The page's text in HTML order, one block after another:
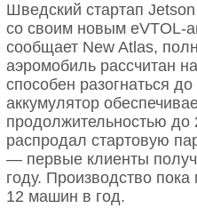
Шведский стартап
со своим новым eVTOL-
сообщает New Atlas,
аэромобиль рассчитан
способен разогнаться
аккумулятор
продолжительностью до
распродал стартовую
— первые клиенты
году. Производство
12 машин в год.